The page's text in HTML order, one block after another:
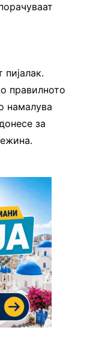
пијалак.
правилното
намалува
за